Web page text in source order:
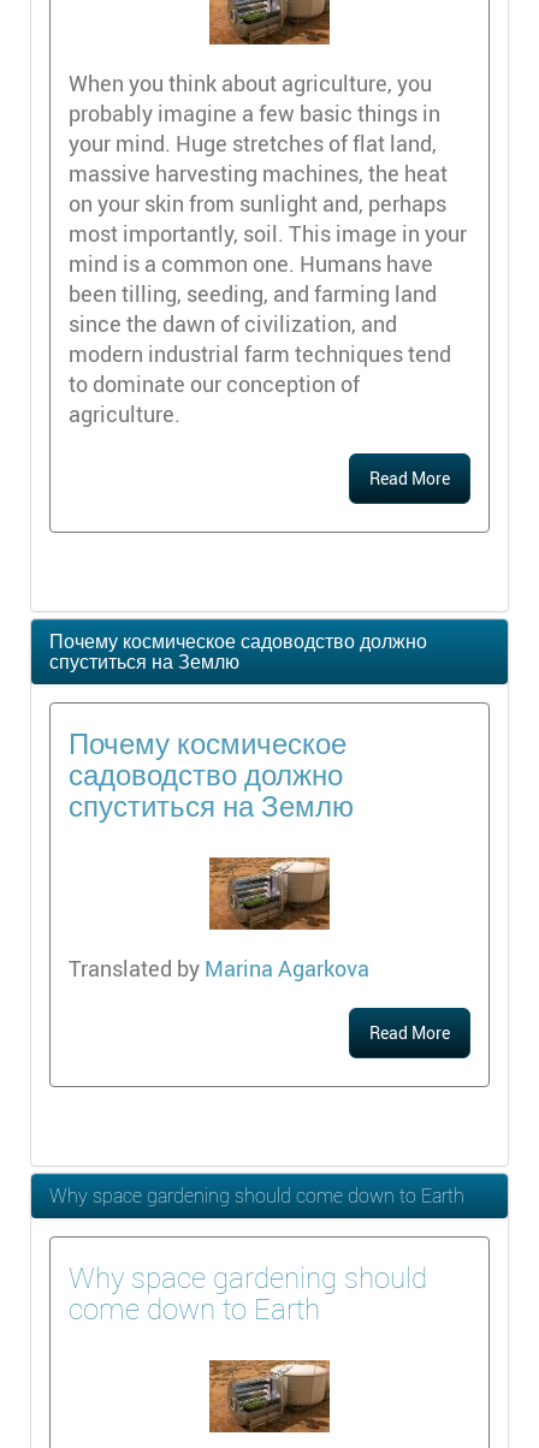
When you think about agriculture, you
probably imagine a few basic things in
your mind. Huge stretches of flat land,
massive harvesting machines, the heat
on your skin from sunlight and, perhaps
most importantly, soil. This image in your
mind is a common one. Humans have
been tilling, seeding, and farming land
since the dawn of civilization, and
modern industrial farm techniques tend
to dominate our conception of
agriculture.
Read More
Почему космическое садоводство должно
спуститься на Землю
Почему космическое
садоводство должно
спуститься на Землю
Translated by Marina Agarkova
Read More
Why space gardening should come down to Earth
Why space gardening should
come down to Earth